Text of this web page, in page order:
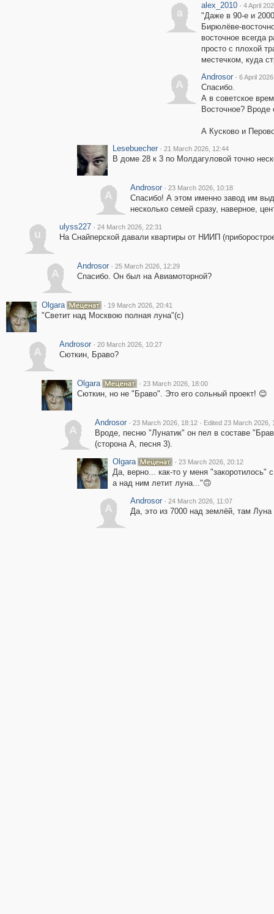
a
alex_2010 · 4 April
"Даже в 90-е и
Бирюлёве-
восточное всегда
просто с плохой
местечком, куда
A
Androsor · 6 April
Спасибо.
А в советское
Восточное?
А Кусково и
Lesebuecher · 21 March 2026, 12:44
В доме 28 к 3 по Молдагуловой точно
A
Androsor · 23 March 2026, 10:18
Спасибо! А этом именно завод им
несколько семей сразу, наверное,
u
ulyss227 · 24 March 2026, 22:31
На Снайперской давали квартиры от НИИП
A
Androsor · 25 March 2026, 12:29
Спасибо. Он был на Авиамоторной?
Olgara · 19 March 2026, 20:41
"Светит над Москвою полная луна"(с)
A
Androsor · 20 March 2026, 10:27
Сюткин, Браво?
Olgara · 23 March 2026, 18:00
Сюткин, но не "Браво". Это его сольный проект! 😊
A
Androsor · 23 March 2026, 18:12 · Edited 23 March 2026,
Вроде, песню "Лунатик" он пел в составе
(сторона А, песня 3).
Olgara
· 23 March 2026, 20:12
Да, верно... как-то у меня
а над ним летит луна..."🙃
A
Androsor · 24 March 2026, 11:07
Да, это из 7000 над землёй, там